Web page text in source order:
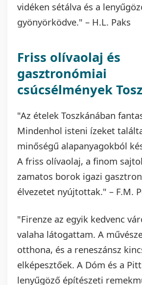
vidéken sétálva és a
gyönyörködve." – H.L. Paks
Friss olívaolaj és
gasztronómiai
csúcsélmények
"Az ételek Toszkánában
Mindenhol isteni ízeket
minőségű alapanyagokból
A friss olívaolaj, a finom
zamatos borok igazi
élvezetet nyújtottak." – F.M.
"Firenze az egyik kedvenc
valaha látogattam. A
otthona, és a reneszánsz
elképesztőek. A Dóm és a
lenyűgöző építészeti